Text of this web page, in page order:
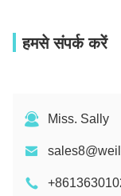
हमसे संपर्क करें
Miss. Sally